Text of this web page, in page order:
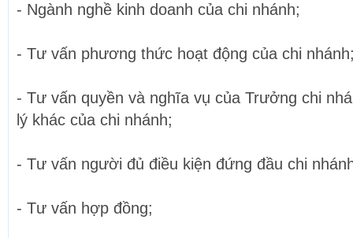
- Ngành nghề kinh doanh của chi nhánh;
- Tư vấn phương thức hoạt động của chi
- Tư vấn quyền và nghĩa vụ của Trưởng chi
lý khác của chi nhánh;
- Tư vấn người đủ điều kiện đứng đầu chi
- Tư vấn hợp đồng;